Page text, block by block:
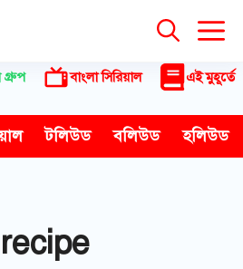
গ্রুপ বাংলা সিরিয়াল এই মুহূর্তে
টলিউড বলিউড হলিউড